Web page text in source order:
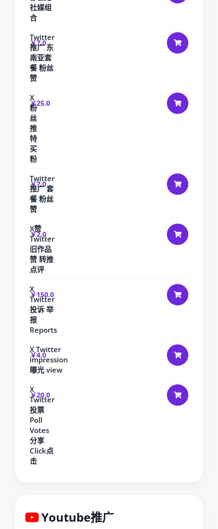
社媒组
合
Twitter
推广 东
南亚套
餐 粉丝
赞
￥7.0
X
粉
丝
推
特
买
粉
￥25.0
Twitter
推广 套
餐 粉丝
赞
￥7.0
X赞
Twitter
旧作品
赞 转推
点评
￥2.0
X
Twitter
投诉 举
报
Reports
￥150.0
X Twitter
impression
曝光 view
￥4.0
X
Twitter
投票
Poll
Votes
分享
Click点
击
￥20.0
Youtube推广